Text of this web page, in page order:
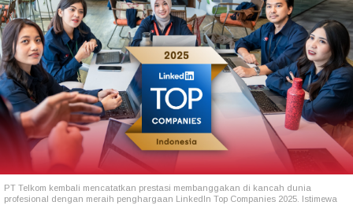
PT Telkom kembali mencatatkan prestasi membanggakan di kancah dunia
profesional dengan meraih penghargaan LinkedIn Top Companies 2025. Istimewa